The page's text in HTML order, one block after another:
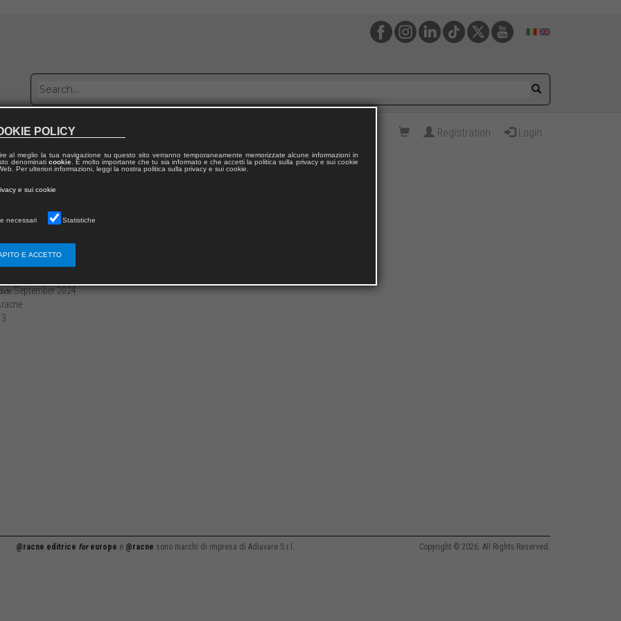
with us Registration Login
September 2024
@racne editrice foreurope e @racne sono marchi di impresa di Adiuvare S.r.l. Copyright © 2026. All Rights Reserved.
POLICY
al meglio la tua navigazione su questo sito verranno temporaneamente memorizzate alcune informazioni in
denominati cookie. È molto importante che tu sia informato e che accetti la politica sulla privacy e sui cookie
Per ulteriori informazioni, leggi la nostra politica sulla privacy e sui cookie.
e sui cookie
necessari Statistiche
E ACCETTO